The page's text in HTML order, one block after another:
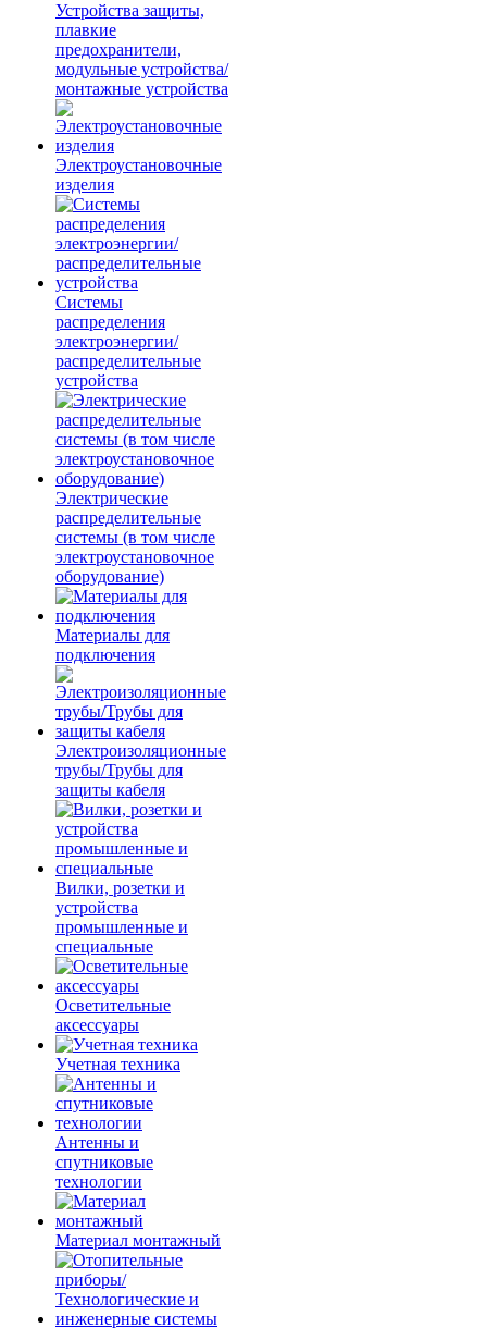
Устройства защиты,
плавкие
предохранители,
модульные устройства/
монтажные устройства
Электроустановочные
изделия
Системы
распределения
электроэнергии/
распределительные
устройства
Электрические
распределительные
системы (в том числе
электроустановочное
оборудование)
Материалы для
подключения
Электроизоляционные
трубы/Трубы для
защиты кабеля
Вилки, розетки и
устройства
промышленные и
специальные
Осветительные
аксессуары
Учетная техника
Антенны и
спутниковые
технологии
Материал монтажный